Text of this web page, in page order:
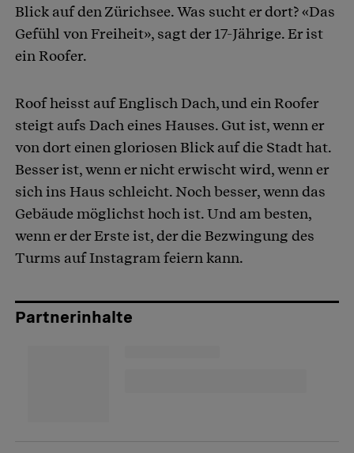
Blick auf den Zürichsee. Was sucht er dort? «Das
Gefühl von Freiheit», sagt der 17-Jährige. Er ist
ein Roofer.
Roof heisst auf Englisch Dach, und ein Roofer
steigt aufs Dach eines Hauses. Gut ist, wenn er
von dort einen gloriosen Blick auf die Stadt hat.
Besser ist, wenn er nicht erwischt wird, wenn er
sich ins Haus schleicht. Noch besser, wenn das
Gebäude möglichst hoch ist. Und am besten,
wenn er der Erste ist, der die Bezwingung des
Turms auf Instagram feiern kann.
Partnerinhalte